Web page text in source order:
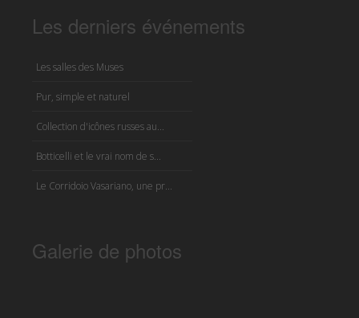
Les derniers événements
Les salles des Muses
Pur, simple et naturel
Collection d'icônes russes au...
Botticelli et le vrai nom de s...
Le Corridoio Vasariano, une pr...
Galerie de photos